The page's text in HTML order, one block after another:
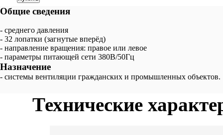
Общие сведения
- среднего давления
- 32 лопатки (загнутые вперёд)
- направление вращения: правое или левое
- параметры питающей сети 380В/50Гц
Назначение
- системы вентиляции гражданских и промышленных объектов.
Технические